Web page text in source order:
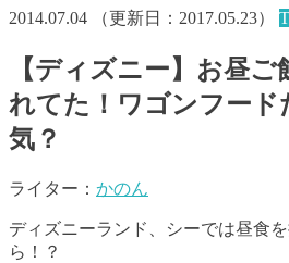
2014.07.04 （更新日： 2017.05.23）
【ディズニー】お昼
れてた！ワゴンフード
気？
ライター： かのん
ディズニーランド、シーでは昼食
ら！？